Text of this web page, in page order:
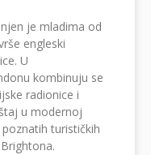
je mladima od
engleski
U
kombinuju se
radionice i
u modernoj
turističkih